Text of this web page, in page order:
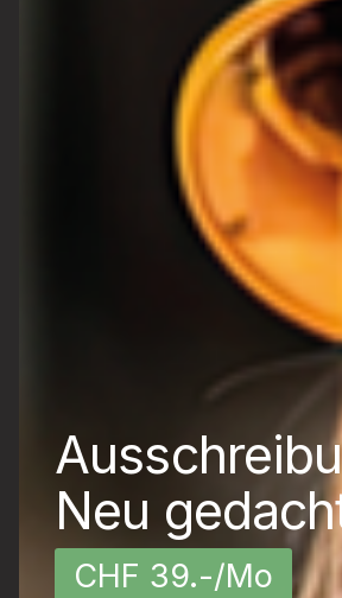
Neu
CHF 39.-/Mo